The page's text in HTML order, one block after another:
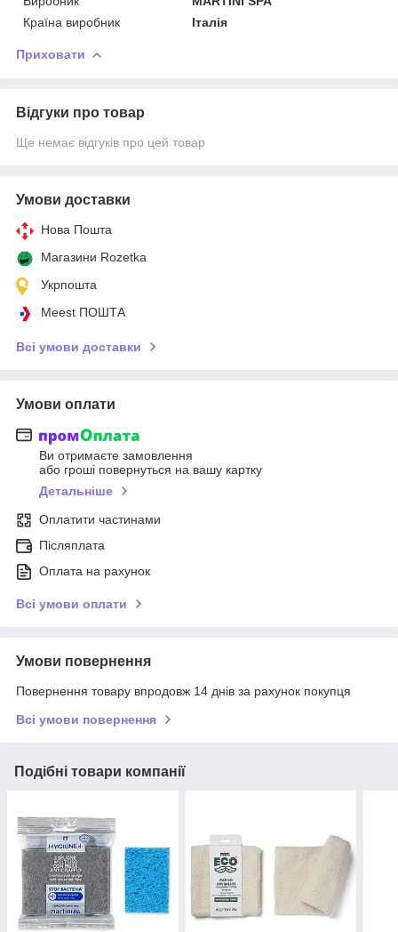
Країна виробник
Італія
Приховати
Відгуки про товар
Ще немає відгуків про цей товар
Умови доставки
Нова Пошта
Магазини Rozetka
Укрпошта
Meest ПОШТА
Всі умови доставки
Умови оплати
Ви отримаєте замовлення
або гроші повернуться на вашу картку
Детальніше
Оплатити частинами
Післяплата
Оплата на рахунок
Всі умови оплати
Умови повернення
Повернення товару впродовж 14 днів за рахунок покупця
Всі умови повернення
Подібні товари компанії